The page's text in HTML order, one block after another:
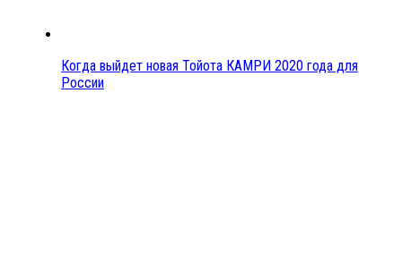
Когда выйдет новая Тойота КАМРИ 2020 года для
России